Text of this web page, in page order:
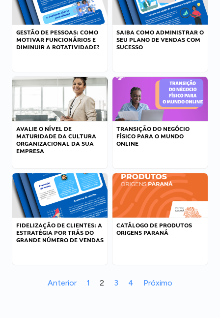
GESTÃO DE PESSOAS: COMO
MOTIVAR FUNCIONÁRIOS E
DIMINUIR A ROTATIVIDADE?
SAIBA COMO ADMINISTRAR O
SEU PLANO DE VENDAS COM
SUCESSO
AVALIE O NÍVEL DE
MATURIDADE DA CULTURA
ORGANIZACIONAL DA SUA
EMPRESA
TRANSIÇÃO DO NEGÓCIO
FÍSICO PARA O MUNDO
ONLINE
FIDELIZAÇÃO DE CLIENTES: A
ESTRATÉGIA POR TRÁS DO
GRANDE NÚMERO DE VENDAS
CATÁLOGO DE PRODUTOS
ORIGENS PARANÁ
Anterior 1 2 3 4 Próximo